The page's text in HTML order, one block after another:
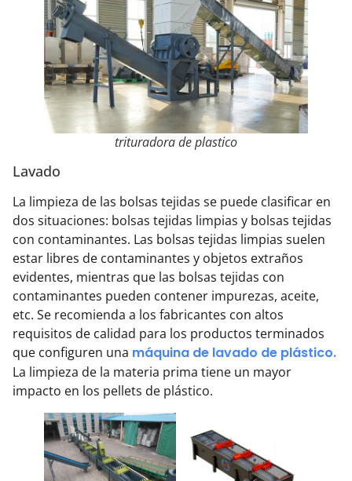
trituradora de plastico
Lavado
La limpieza de las bolsas tejidas se puede clasificar en
dos situaciones: bolsas tejidas limpias y bolsas tejidas
con contaminantes. Las bolsas tejidas limpias suelen
estar libres de contaminantes y objetos extraños
evidentes, mientras que las bolsas tejidas con
contaminantes pueden contener impurezas, aceite,
etc. Se recomienda a los fabricantes con altos
requisitos de calidad para los productos terminados
que configuren una máquina de lavado de plástico.
La limpieza de la materia prima tiene un mayor
impacto en los pellets de plástico.